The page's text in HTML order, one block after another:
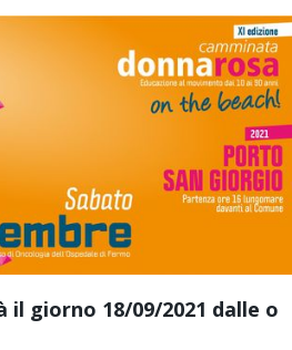
il giorno 18/09/2021 dalle o